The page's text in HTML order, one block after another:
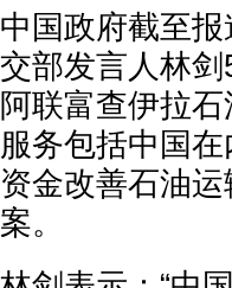
中国政府截至
交部发言人林
阿联富查伊拉
服务包括中国
资金改善石油
案。